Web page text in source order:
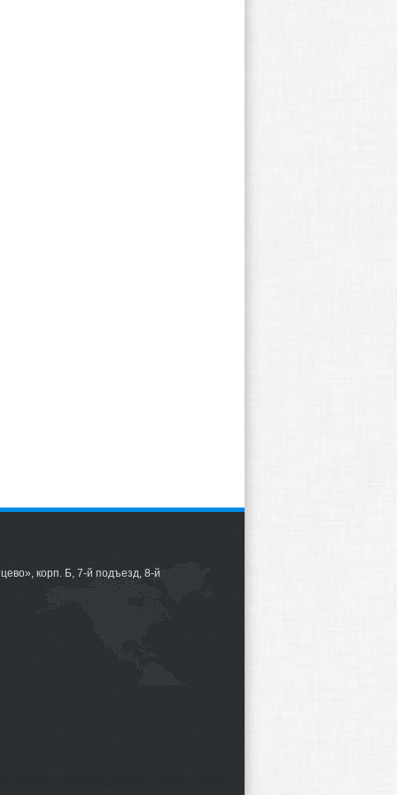
корп. Б, 7-й подъезд, 8-й